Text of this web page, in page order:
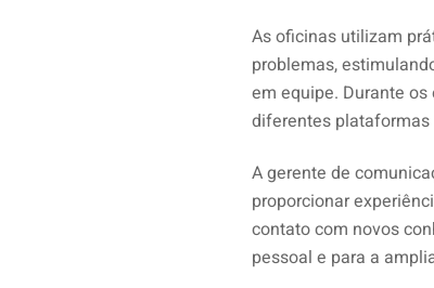
As oficinas utilizam
problemas,
em equipe. Durante
diferentes
A gerente de
proporcionar
contato com novos
pessoal e para a